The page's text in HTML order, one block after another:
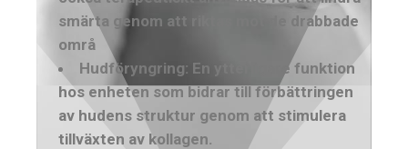
smärta genom att riktas mot de drabbade
områ
Hudföryngring: En ytterligare funktion
hos enheten som bidrar till förbättringen
av hudens struktur genom att stimulera
tillväxten av kollagen.